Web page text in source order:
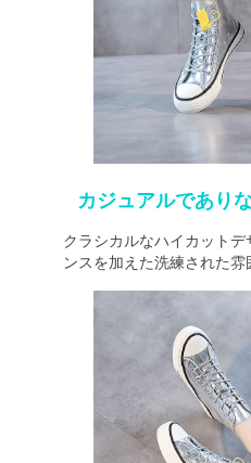
カジュアルであり
クラシカルなハイカット
ンスを加えた洗練された雰